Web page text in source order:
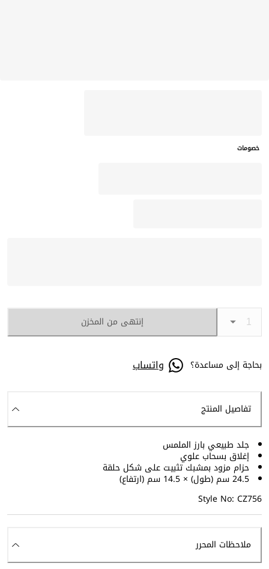
خصومات
إنتهى من المخزن
بحاجة إلى مساعدة؟ واتساب
تفاصيل المنتج
جلد طبيعي بارز الملمس
إغلاق بسحاب علوي
حزام مزود بمشبك تثبيت على شكل حلقة
24.5 سم (طول) × 14.5 سم (ارتفاع)
Style No: CZ756
ملاحظات المحرر